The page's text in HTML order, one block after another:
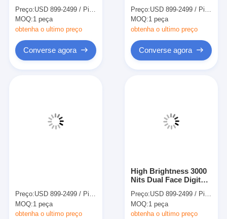
Preço:USD 899-2499 / Piece
MOQ:1 peça
obtenha o ultimo preço
Converse agora
Floor Stand Ceiling
Hanging Portrait
Advertising Display
Preço:USD 899-2499 / Piece
MOQ:1 peça
obtenha o ultimo preço
Converse agora
Preço:USD 899-2499 / Piece
MOQ:1 peça
obtenha o ultimo preço
High Brightness 3000
Nits Dual Face Digital
Inch Auto Light
Sensor 7x24H
Advertising Screen
Preço:USD 899-2499 / Piece
MOQ:1 peça
obtenha o ultimo preço